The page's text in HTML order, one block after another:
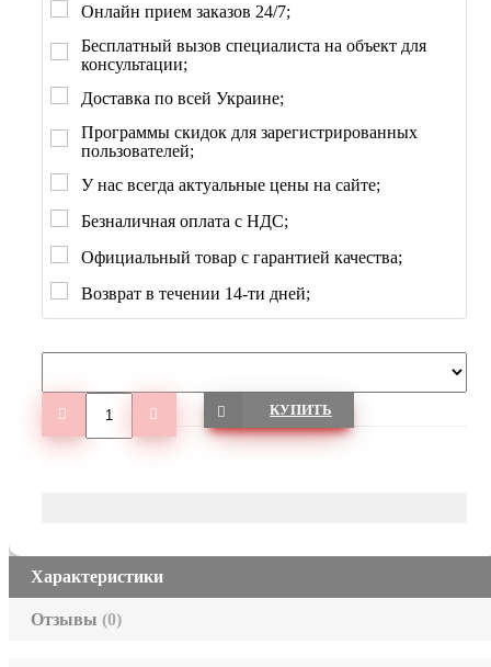
Онлайн прием заказов 24/7;
Бесплатный вызов специалиста на объект для
консультации;
Доставка по всей Украине;
Программы скидок для зарегистрированных
пользователей;
У нас всегда актуальные цены на сайте;
Безналичная оплата с НДС;
Официальный товар с гарантией качества;
Возврат в течении 14-ти дней;
КУПИТЬ
Характеристики
Отзывы (0)